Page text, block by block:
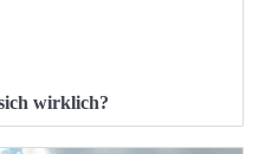
wirklich?